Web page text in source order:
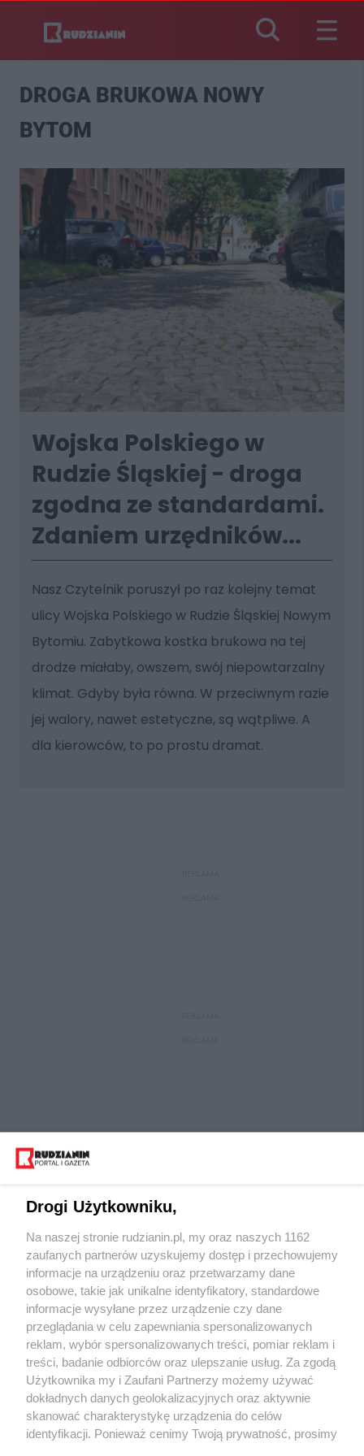
DROGA BRUKOWA NOWY
BYTOM
Wojska Polskiego w
Rudzie Śląskiej - droga
zgodna ze standardami.
Zdaniem urzędników...
Nasz Czytelnik poruszył po raz kolejny temat
ulicy Wojska Polskiego w Rudzie Śląskiej Nowym
Bytomiu. Zabytkowa kostka brukowa na tej
drodze miałaby, owszem, swój niepowtarzalny
klimat. Gdyby była równa. W przeciwnym razie
jej walory, nawet estetyczne, są wątpliwe. A
dla kierowców, to po prostu dramat.
Wydawca mediów lokalnych
Nie zapomnij
zapoznać się z:
polityką prywatności regulamin korzystania z portali
Twojemiasto
Piekary Śląskie
Chorzów
Tarnowskie Góry
Skontaktuj sięz nami
Kontakt
Wydawca
Redakcja
Drogi Użytkowniku,
Na naszej stronie rudzianin.pl, my oraz naszych 1162
zaufanych partnerów uzyskujemy dostęp i przechowujemy
informacje na urządzeniu oraz przetwarzamy dane
osobowe, takie jak unikalne identyfikatory, standardowe
informacje wysyłane przez urządzenie czy dane
przeglądania w celu zapewniania spersonalizowanych
reklam, wybór spersonalizowanych treści, pomiar reklam i
treści, badanie odbiorców oraz ulepszanie usług. Za zgodą
Użytkownika my i Zaufani Partnerzy możemy używać
dokładnych danych geolokalizacyjnych oraz aktywnie
skanować charakterystykę urządzenia do celów
identyfikacji. Ponieważ cenimy Twoją prywatność, prosimy